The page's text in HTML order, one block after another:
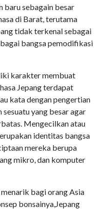
baru sebagain besar
di Barat, terutama
tidak terkenal sebagai
bangsa pemodifikasi
karakter membuat
Jepang terdapat
kata dengan pengertian
yang besar agar
Mengecilkan atau
identitas bangsa
mereka berupa
mikro, dan komputer
bagi orang Asia
bonsainya,Jepang